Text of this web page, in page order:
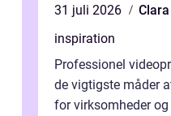
31 juli 2026
inspiration
Professionel
de vigtigste måder
for virksomheder